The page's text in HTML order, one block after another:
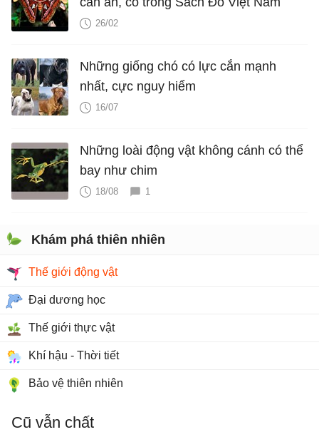
26/02
Những giống chó có lực cắn mạnh
nhất, cực nguy hiểm
16/07
Những loài động vật không cánh có thể
bay như chim
18/08 1
Khám phá thiên nhiên
Thế giới động vật
Đại dương học
Thế giới thực vật
Khí hậu - Thời tiết
Bảo vệ thiên nhiên
Cũ vẫn chất